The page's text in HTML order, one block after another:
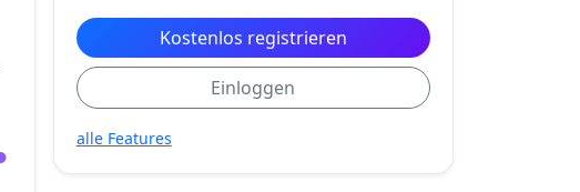
Kostenlos registrieren
Einloggen
alle Features